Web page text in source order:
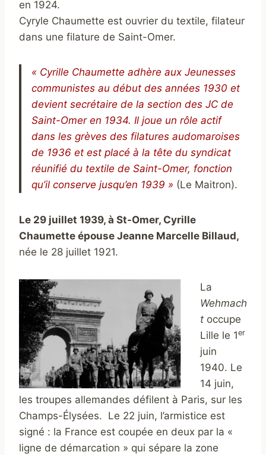
en 1924.
Cyryle Chaumette est ouvrier du textile, filateur
dans une filature de Saint-Omer.
« Cyrille Chaumette adhère aux Jeunesses
communistes au début des années 1930 et
devient secrétaire de la section des JC de
Saint-Omer en 1934. Il joue un rôle actif
dans les grèves des filatures audomaroises
de 1936 et est placé à la tête du syndicat
réunifié du textile de Saint-Omer, fonction
qu’il conserve jusqu’en 1939 » (Le Maitron).
Le 29 juillet 1939, à St-Omer, Cyrille
Chaumette épouse Jeanne Marcelle Billaud,
née le 28 juillet 1921.
La
Wehmach
t occupe
Lille le 1er
juin
1940. Le
14 juin,
les troupes allemandes défilent à Paris, sur les
Champs-Élysées. Le 22 juin, l’armistice est
signé : la France est coupée en deux par la «
ligne de démarcation » qui sépare la zone